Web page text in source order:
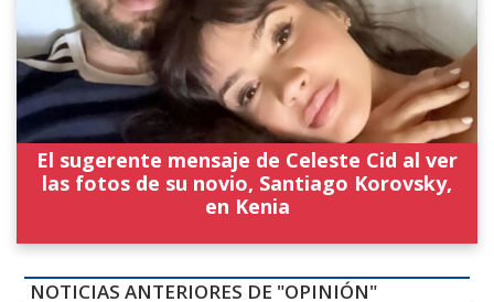
El sugerente mensaje de Celeste Cid al ver
las fotos de su novio, Santiago Korovsky,
en Kenia
NOTICIAS ANTERIORES DE "OPINIÓN"